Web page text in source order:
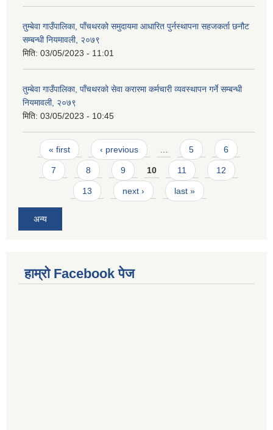
तुम्बेवा गाउँपालिका, पाँचथरको समुदायमा आधारित पुर्नस्थापना सहजकर्ता छनौट
सम्बन्धी नियमावली, २०७९
मिति: 03/05/2023 - 11:01
तुम्बेवा गाउँपालिका, पाँचथरको सेवा करारमा कर्मचारी व्यवस्थापन गर्ने सम्बन्धी
नियमावली, २०७९
मिति: 03/05/2023 - 10:45
Pages
« first ‹ previous 5 6
7 8 9 10 11 12
13 next › last »
अन्य
हाम्राे Facebook पेज